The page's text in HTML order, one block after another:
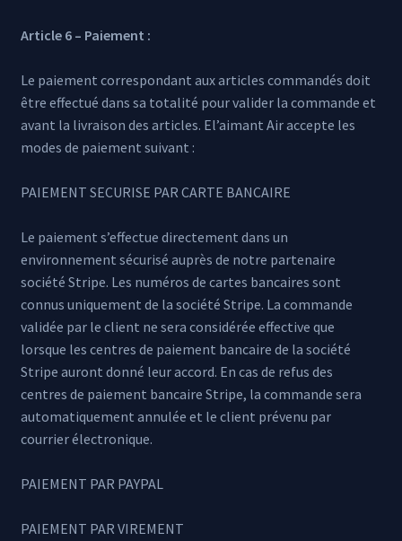
Article 6 – Paiement :
Le paiement correspondant aux articles commandés doit
être effectué dans sa totalité pour valider la commande et
avant la livraison des articles. El’aimant Air accepte les
modes de paiement suivant :
PAIEMENT SECURISE PAR CARTE BANCAIRE
Le paiement s’effectue directement dans un
environnement sécurisé auprès de notre partenaire
société Stripe. Les numéros de cartes bancaires sont
connus uniquement de la société Stripe. La commande
validée par le client ne sera considérée effective que
lorsque les centres de paiement bancaire de la société
Stripe auront donné leur accord. En cas de refus des
centres de paiement bancaire Stripe, la commande sera
automatiquement annulée et le client prévenu par
courrier électronique.
PAIEMENT PAR PAYPAL
PAIEMENT PAR VIREMENT